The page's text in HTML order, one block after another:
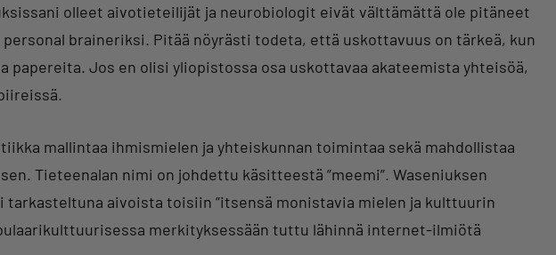
olleet aivotieteilijät ja neurobiologit eivät välttämättä ole pitäneet
braineriksi. Pitää nöyrästi todeta, että uskottavuus on tärkeä, kun
papereita. Jos en olisi yliopistossa osa uskottavaa akateemista yhteisöä,
mallintaa ihmismielen ja yhteiskunnan toimintaa sekä mahdollistaa
Tieteenalan nimi on johdettu käsitteestä ”meemi”. Waseniuksen
aivoista toisiin ”itsensä monistavia mielen ja kulttuurin
merkityksessään tuttu lähinnä internet-ilmiötä